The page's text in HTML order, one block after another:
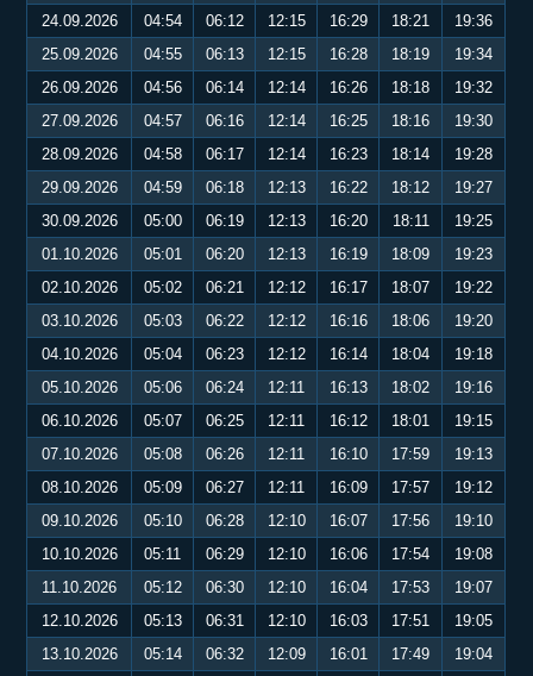
24.09.2026
04:54 06:12 12:15 16:29 18:21
19:36
25.09.2026
04:55 06:13 12:15 16:28 18:19
19:34
26.09.2026
04:56 06:14 12:14 16:26 18:18
19:32
27.09.2026
04:57 06:16 12:14 16:25 18:16
19:30
28.09.2026
04:58 06:17 12:14 16:23 18:14
19:28
29.09.2026
04:59 06:18 12:13 16:22 18:12
19:27
30.09.2026
05:00 06:19 12:13 16:20 18:11
19:25
01.10.2026
05:01 06:20 12:13 16:19 18:09
19:23
02.10.2026
05:02 06:21 12:12 16:17 18:07
19:22
03.10.2026
05:03 06:22 12:12 16:16 18:06
19:20
04.10.2026
05:04 06:23 12:12 16:14 18:04
19:18
05.10.2026
05:06 06:24 12:11 16:13 18:02
19:16
06.10.2026
05:07 06:25 12:11 16:12 18:01
19:15
07.10.2026
05:08 06:26 12:11 16:10 17:59
19:13
08.10.2026
05:09 06:27 12:11 16:09 17:57
19:12
09.10.2026
05:10 06:28 12:10 16:07 17:56
19:10
10.10.2026
05:11 06:29 12:10 16:06 17:54
19:08
11.10.2026
05:12 06:30 12:10 16:04 17:53
19:07
12.10.2026
05:13 06:31 12:10 16:03 17:51
19:05
13.10.2026
05:14 06:32 12:09 16:01 17:49
19:04